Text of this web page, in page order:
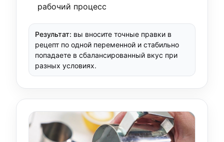
рабочий процесс
Результат: вы вносите точные правки в
рецепт по одной переменной и стабильно
попадаете в сбалансированный вкус при
разных условиях.